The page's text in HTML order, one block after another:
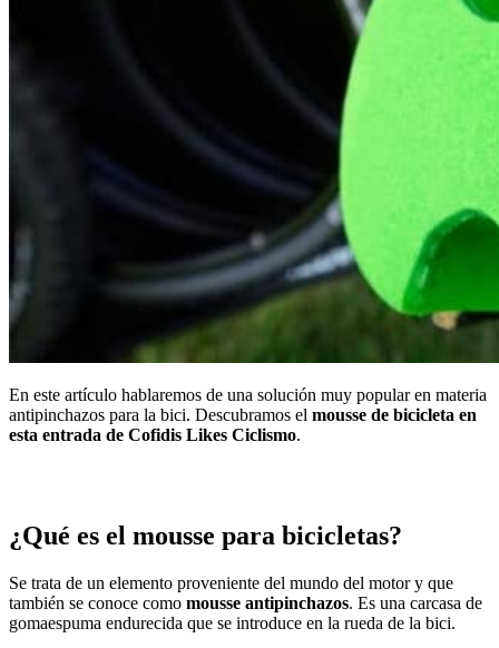
En este artículo hablaremos de una solución muy popular en materia
antipinchazos para la bici. Descubramos el mousse de bicicleta en
esta entrada de Cofidis Likes Ciclismo.
¿Qué es el mousse para bicicletas?
Se trata de un elemento proveniente del mundo del motor y que
también se conoce como mousse antipinchazos. Es una carcasa de
gomaespuma endurecida que se introduce en la rueda de la bici.